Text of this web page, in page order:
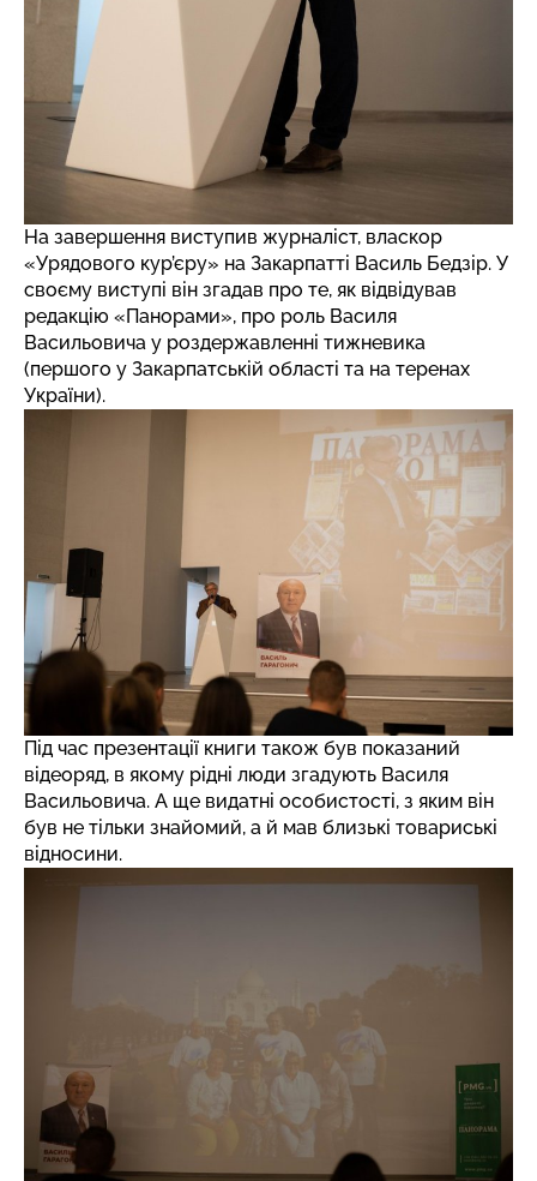
На завершення виступив журналіст, власкор
«Урядового кур’єру» на Закарпатті Василь Бедзір. У
своєму виступі він згадав про те, як відвідував
редакцію «Панорами», про роль Василя
Васильовича у роздержавленні тижневика
(першого у Закарпатській області та на теренах
України).
Під час презентації книги також був показаний
відеоряд, в якому рідні люди згадують Василя
Васильовича. А ще видатні особистості, з яким він
був не тільки знайомий, а й мав близькі товариські
відносини.